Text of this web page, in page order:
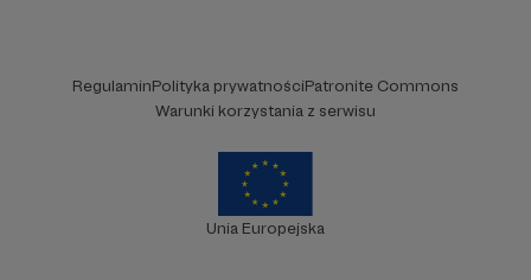
RegulaminPolityka prywatnościPatronite Commons
Warunki korzystania z serwisu
Unia Europejska